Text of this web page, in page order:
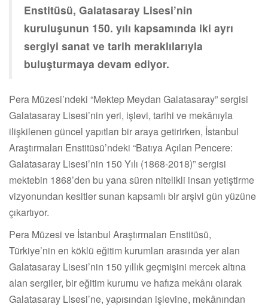
Enstitüsü, Galatasaray Lisesi’nin
kuruluşunun 150. yılı kapsamında iki ayrı
sergiyi sanat ve tarih meraklılarıyla
buluşturmaya devam ediyor.
Pera Müzesi’ndeki “Mektep Meydan Galatasaray” sergisi
Galatasaray Lisesi’nin yeri, işlevi, tarihi ve mekânıyla
ilişkilenen güncel yapıtları bir araya getirirken, İstanbul
Araştırmaları Enstitüsü’ndeki “Batıya Açılan Pencere:
Galatasaray Lisesi’nin 150 Yılı (1868-2018)” sergisi
mektebin 1868’den bu yana süren nitelikli insan yetiştirme
vizyonundan kesitler sunan kapsamlı bir arşivi gün yüzüne
çıkartıyor.
Pera Müzesi ve İstanbul Araştırmaları Enstitüsü,
Türkiye’nin en köklü eğitim kurumları arasında yer alan
Galatasaray Lisesi’nin 150 yıllık geçmişini mercek altına
alan sergiler, bir eğitim kurumu ve hafıza mekânı olarak
Galatasaray Lisesi’ne, yapısından işlevine, mekânından